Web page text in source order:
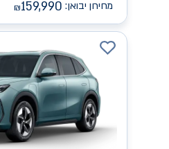
מחירון יבואן: ₪159,990